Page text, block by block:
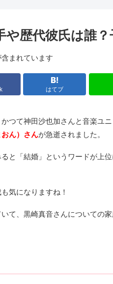
や歴代彼氏は誰
まれています
はてブ
つて神田沙也加さんと音楽ユ
ん）さんが急逝されました。
と「結婚」というワードが上
気になりますね！
て、黒崎真音さんについての家